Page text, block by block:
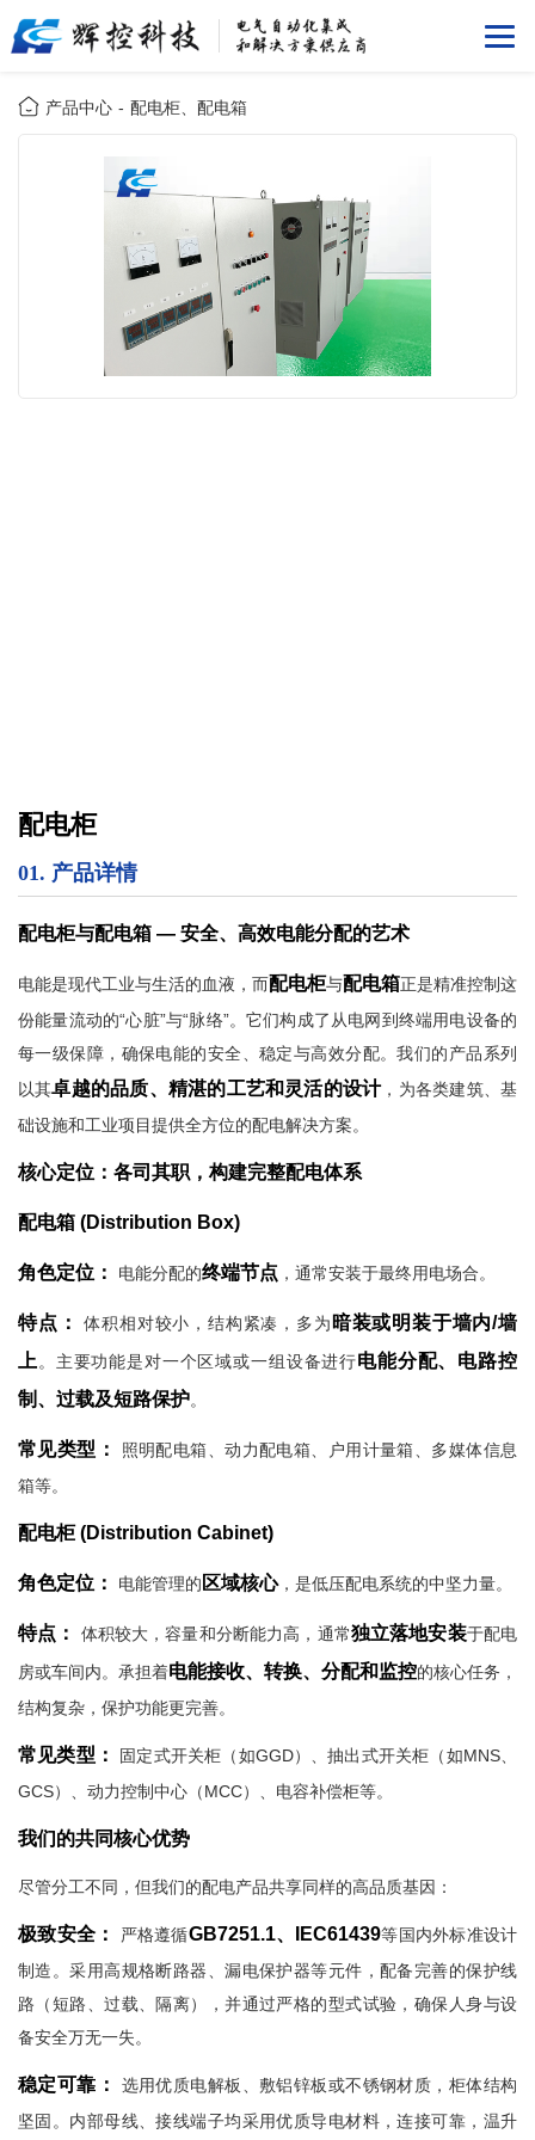
产品中心 - 配电柜、配电箱
配电柜
01. 产品详情
配电柜与配电箱 — 安全、高效电能分配的艺术
电能是现代工业与生活的血液，而配电柜与配电箱正是精准控制这
份能量流动的“心脏”与“脉络”。它们构成了从电网到终端用电设备的
每一级保障，确保电能的安全、稳定与高效分配。我们的产品系列
以其卓越的品质、精湛的工艺和灵活的设计，为各类建筑、基
础设施和工业项目提供全方位的配电解决方案。
核心定位：各司其职，构建完整配电体系
配电箱 (Distribution Box)
角色定位： 电能分配的终端节点 ，通常安装于最终用电场合。
特点： 体积相对较小，结构紧凑，多为 暗装或明装于墙内/墙
上 。主要功能是对一个区域或一组设备进行电能分配、电路控
制、过载及短路保护。
常见类型：
照明配电箱、动力配电箱、户用计量箱、多媒体信息
箱等。
配电柜 (Distribution Cabinet)
角色定位： 电能管理的 区域核心，是低压配电系统的中坚力量。
特点： 体积较大，容量和分断能力高，通常独立落地安装于配电
房或车间内。承担着电能接收、转换、分配和监控的核心任务，
结构复杂，保护功能更完善。
常见类型：
固定式开关柜（如GGD）、抽出式开关柜（如MNS、
GCS）、动力控制中心（MCC）、电容补偿柜等。
我们的共同核心优势
尽管分工不同，但我们的配电产品共享同样的高品质基因：
极致安全： 严格遵循GB7251.1、IEC61439等国内外标准设计
制造。采用高规格断路器、漏电保护器等元件，配备完善的保护线
路（短路、过载、隔离），并通过严格的型式试验，确保人身与设
备安全万无一失。
稳定可靠：
选用优质电解板、敷铝锌板或不锈钢材质，柜体结构
坚固。内部母线、接线端子均采用优质导电材料，连接可靠，温升